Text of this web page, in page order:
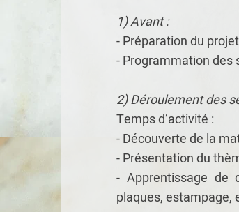
1) Avant :
- Préparation du projet
- Programmation des
2) Déroulement des
Temps d’activité :
- Découverte de la
- Présentation du
- Apprentissage de
plaques, estampage,